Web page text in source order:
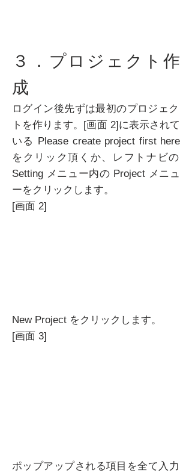
３．プロジェクト作
成
ログイン後先ずは最初のプロジェク
トを作ります。[画面 2]に表示されて
いる Please create project first here
をクリック頂くか、レフトナビの
Setting メニュー内の Project メニュ
ーをクリックします。
[画面 2]
New Project をクリックします。
[画面 3]
ポップアップされる項目を全て入力